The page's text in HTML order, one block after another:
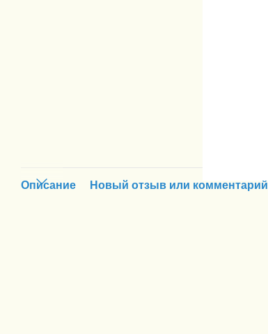
Описание Новый отзыв или комментарий